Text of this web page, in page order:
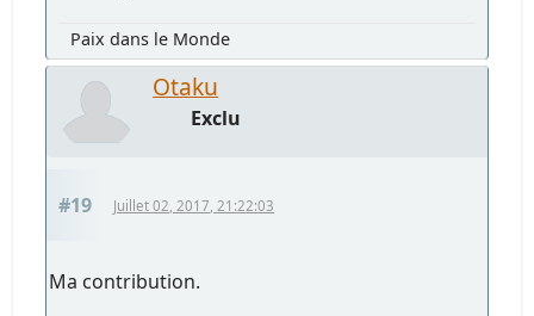
Paix dans le Monde
Otaku
Exclu
#19 Juillet 02, 2017, 21:22:03
Ma contribution.